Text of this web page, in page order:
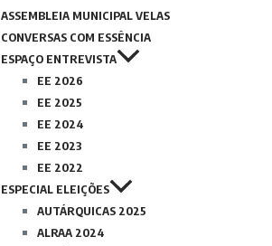
ASSEMBLEIA MUNICIPAL VELAS
CONVERSAS COM ESSÊNCIA
ESPAÇO ENTREVISTA
EE 2026
EE 2025
EE 2024
EE 2023
EE 2022
ESPECIAL ELEIÇÕES
AUTÁRQUICAS 2025
ALRAA 2024